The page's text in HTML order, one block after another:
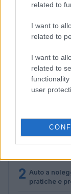
related to
I want to
related to
I want to
related to
user
Disastri
estremo in
Marco Tessari · 1 Ago
PIÙ LETTI
1
Scopri le
2 Auto a
pratiche e